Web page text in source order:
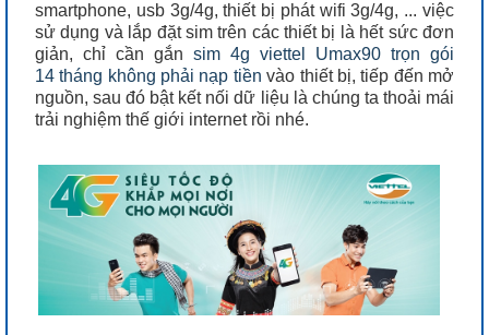
smartphone, usb 3g/4g, thiết bị phát wifi 3g/4g, ... việc
sử dụng và lắp đặt sim trên các thiết bị là hết sức đơn
giản, chỉ cần gắn sim 4g viettel Umax90 trọn gói
14 tháng không phải nạp tiền vào thiết bị, tiếp đến mở
nguồn, sau đó bật kết nối dữ liệu là chúng ta thoải mái
trải nghiệm thế giới internet rồi nhé.